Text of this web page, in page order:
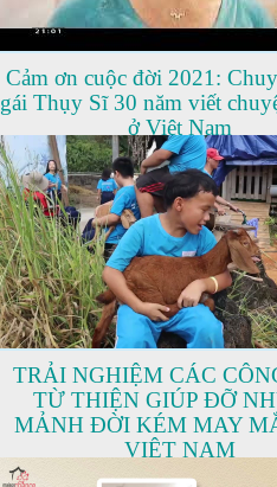
Cảm ơn cuộc đời 2021:
gái Thụy Sĩ 30 năm viết
ở Việt Nam
TRẢI NGHIỆM CÁC
TỪ THIỆN GIÚP ĐỠ
MẢNH ĐỜI KÉM MAY
VIỆT NAM